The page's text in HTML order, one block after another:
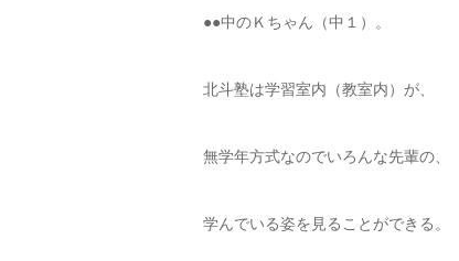
●●中のＫちゃん（中１）。
北斗塾は学習室内（教室内）が、
無学年方式なのでいろんな先輩の、
学んでいる姿を見ることができる。